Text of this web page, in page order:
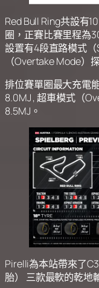
Red Bull Ring共設有
圈，正賽比賽里程為
設置有4段直路模式
（Overtake Mode）
排位賽單圈最大充電
8.0MJ , 超車模式（
8.5MJ。
Pirelli為本站帶來了
胎） 三款最軟的乾地